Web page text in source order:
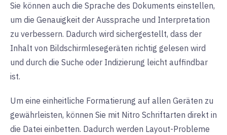
Sie können auch die Sprache des Dokuments einstellen,
um die Genauigkeit der Aussprache und Interpretation
zu verbessern. Dadurch wird sichergestellt, dass der
Inhalt von Bildschirmlesegeräten richtig gelesen wird
und durch die Suche oder Indizierung leicht auffindbar
ist.
Um eine einheitliche Formatierung auf allen Geräten zu
gewährleisten, können Sie mit Nitro Schriftarten direkt in
die Datei einbetten. Dadurch werden Layout-Probleme